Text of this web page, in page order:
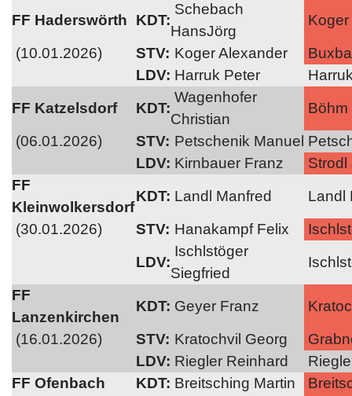
FF Haderswörth
KDT:
Schebach
HansJörg
Koger
(10.01.2026)
STV: Koger Alexander
LDV: Harruk Peter
FF Katzelsdorf
KDT:
Wagenhofer
Christian
Böhm
(06.01.2026)
STV: Petschenik Manuel
LDV: Kirnbauer Franz
Strodl
FF
Kleinwolkersdorf
KDT: Landl Manfred
Landl
(30.01.2026)
STV: Hanakampf Felix
LDV:
Ischlstöger
Siegfried
FF
Lanzenkirchen
KDT: Geyer Franz
(16.01.2026)
STV: Kratochvil Georg
LDV: Riegler Reinhard
FF Ofenbach
KDT: Breitsching Martin